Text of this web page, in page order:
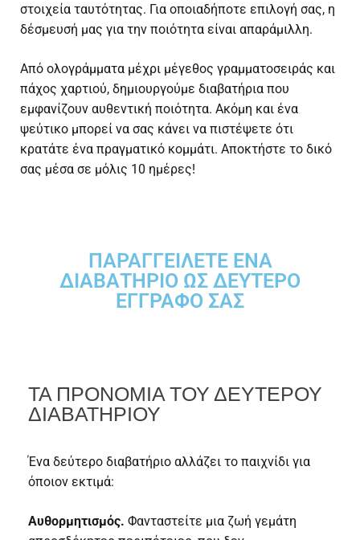
στοιχεία ταυτότητας. Για οποιαδήποτε επιλογή σας, η
δέσμευσή μας για την ποιότητα είναι απαράμιλλη.
Από ολογράμματα μέχρι μέγεθος γραμματοσειράς και
πάχος χαρτιού, δημιουργούμε διαβατήρια που
εμφανίζουν αυθεντική ποιότητα. Ακόμη και ένα
ψεύτικο μπορεί να σας κάνει να πιστέψετε ότι
κρατάτε ένα πραγματικό κομμάτι. Αποκτήστε το δικό
σας μέσα σε μόλις 10 ημέρες!
ΠΑΡΑΓΓΕΊΛΕΤΕ ΈΝΑ
ΔΙΑΒΑΤΉΡΙΟ ΩΣ ΔΕΎΤΕΡΟ
ΈΓΓΡΑΦΌ ΣΑΣ
ΤΑ ΠΡΟΝΌΜΙΑ ΤΟΥ ΔΕΎΤΕΡΟΥ
ΔΙΑΒΑΤΗΡΊΟΥ
Ένα δεύτερο διαβατήριο αλλάζει το παιχνίδι για
όποιον εκτιμά:
Αυθορμητισμός. Φανταστείτε μια ζωή γεμάτη